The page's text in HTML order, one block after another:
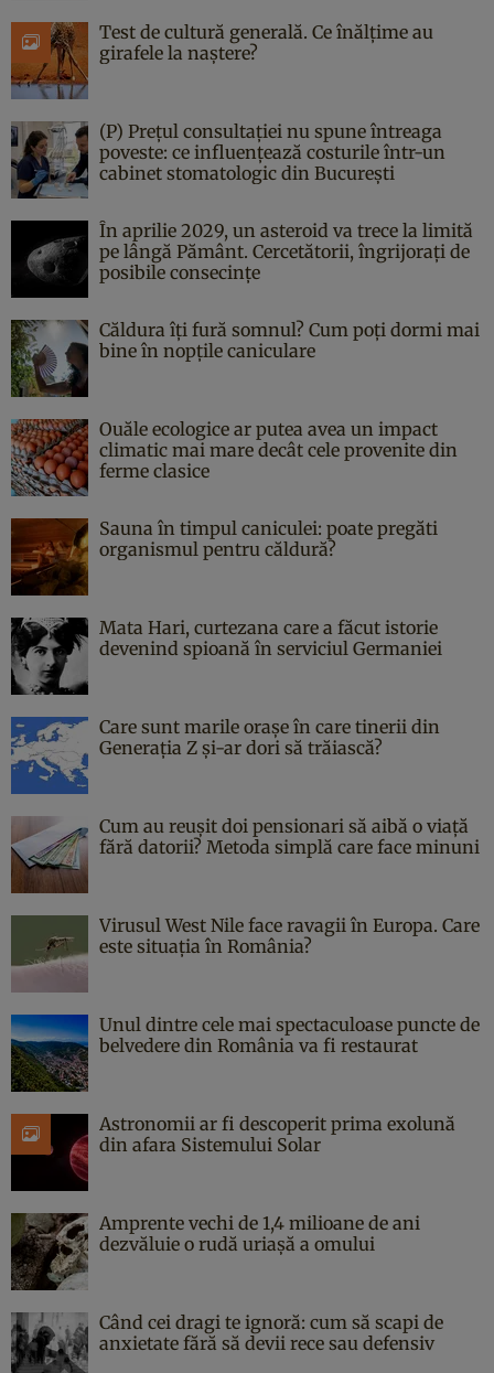
Test de cultură generală. Ce înălțime au
girafele la naștere?
(P) Prețul consultației nu spune întreaga
poveste: ce influențează costurile într-un
cabinet stomatologic din București
În aprilie 2029, un asteroid va trece la limită
pe lângă Pământ. Cercetătorii, îngrijorați de
posibile consecințe
Căldura îți fură somnul? Cum poți dormi mai
bine în nopțile caniculare
Ouăle ecologice ar putea avea un impact
climatic mai mare decât cele provenite din
ferme clasice
Sauna în timpul caniculei: poate pregăti
organismul pentru căldură?
Mata Hari, curtezana care a făcut istorie
devenind spioană în serviciul Germaniei
Care sunt marile orașe în care tinerii din
Generația Z și-ar dori să trăiască?
Cum au reușit doi pensionari să aibă o viață
fără datorii? Metoda simplă care face minuni
Virusul West Nile face ravagii în Europa. Care
este situația în România?
Unul dintre cele mai spectaculoase puncte de
belvedere din România va fi restaurat
Astronomii ar fi descoperit prima exolună
din afara Sistemului Solar
Amprente vechi de 1,4 milioane de ani
dezvăluie o rudă uriașă a omului
Când cei dragi te ignoră: cum să scapi de
anxietate fără să devii rece sau defensiv